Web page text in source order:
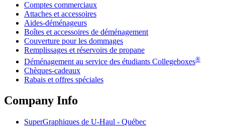
Comptes commerciaux
Attaches et accessoires
Aides-déménageurs
Boîtes et accessoires de déménagement
Couverture pour les dommages
Remplissages et réservoirs de propane
Déménagement au service des étudiants Collegeboxes®
Chèques-cadeaux
Rabais et offres spéciales
Company Info
SuperGraphiques de U-Haul - Québec